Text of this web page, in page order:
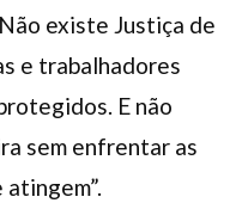
existe Justiça de
e trabalhadores
E não
sem enfrentar as